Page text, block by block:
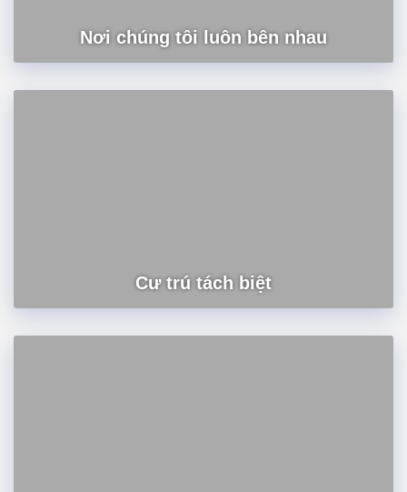
Nơi chúng tôi luôn bên nhau
Cư trú tách biệt